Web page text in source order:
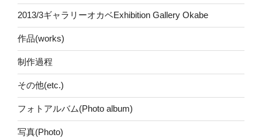
2013/3ギャラリーオカベExhibition Gallery Okabe
作品(works)
制作過程
その他(etc.)
フォトアルバム(Photo album)
写真(Photo)